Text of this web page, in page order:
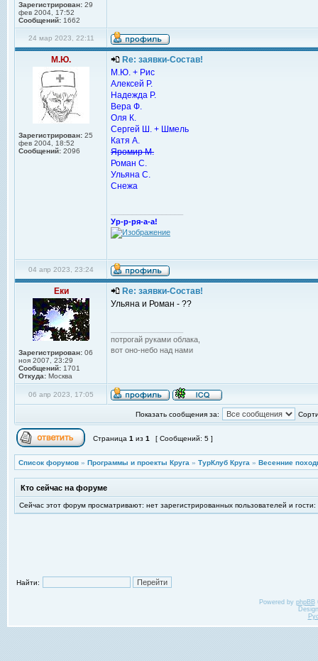
Зарегистрирован: 29
фев 2004, 17:52
Сообщений: 1662
24 мар 2023, 22:11
М.Ю.
Зарегистрирован: 25
фев 2004, 18:52
Сообщений: 2096
Re: заявки-Состав!
М.Ю. + Рис
Алексей Р.
Надежда Р.
Вера Ф.
Оля К.
Сергей Ш. + Шмель
Катя А.
Яромир М.
Роман С.
Ульяна С.
Снежа
Ур-р-ря-а-а!
04 апр 2023, 23:24
Еки
Зарегистрирован: 06
ноя 2007, 23:29
Сообщений: 1701
Откуда: Москва
Re: заявки-Состав!
Ульяна и Роман - ??
потрогай руками облака,
вот оно-небо над нами
06 апр 2023, 17:05
Показать сообщения за:
Страница 1 из 1 [ Сообщений: 5 ]
Список форумов » Программы и проекты Круга » ТурКлуб Круга » Весенние
Кто сейчас на форуме
Сейчас этот форум просматривают: нет зарегистрированных пользователей и гости:
Найти:
Powered by phpBB